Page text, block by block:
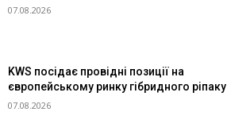
07.08.2026
KWS посідає провідні позиції на
європейському ринку гібридного ріпаку
07.08.2026